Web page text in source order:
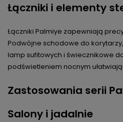
Łączniki i elementy
Łączniki Palmiye zapewniają
Podwójne schodowe do
lamp sufitowych i świecznikowe
podświetleniem nocnym
Zastosowania serii
Salony i jadalnie